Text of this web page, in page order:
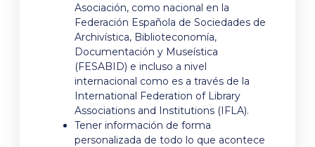
Asociación, como nacional en la
Federación Española de Sociedades de
Archivística, Biblioteconomía,
Documentación y Museística
(FESABID) e incluso a nivel
internacional como es a través de la
International Federation of Library
Associations and Institutions (IFLA).
Tener información de forma
personalizada de todo lo que acontece